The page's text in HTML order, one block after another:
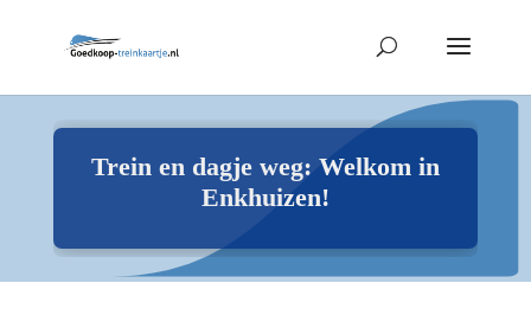
Trein en dagje weg: Welkom in
Enkhuizen!